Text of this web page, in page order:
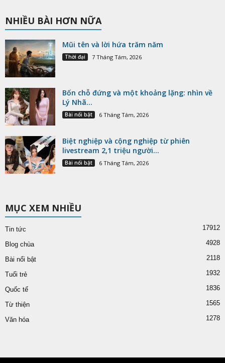
NHIỀU BÀI HƠN NỮA
Mũi tên và lời hứa trăm năm
Thời đại 7 Tháng Tám, 2026
Bốn chỗ đứng và một khoảng lặng: nhìn về
Lý Nhã...
Bài nổi bật 6 Tháng Tám, 2026
Biệt nghiệp và cộng nghiệp từ phiên
livestream 2,1 triệu người...
Bài nổi bật 6 Tháng Tám, 2026
MỤC XEM NHIỀU
Tin tức 17912
Blog chùa 4928
Bài nổi bật 2118
Tuổi trẻ 1932
Quốc tế 1836
Từ thiện 1565
Văn hóa 1278